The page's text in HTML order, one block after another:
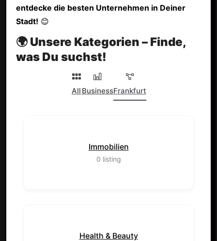
entdecke die besten Unternehmen in Deiner
Stadt! 😊
🌍 Unsere Kategorien – Finde,
was Du suchst!
All BusinessFrankfurt
Immobilien
0 listing
Health & Beauty